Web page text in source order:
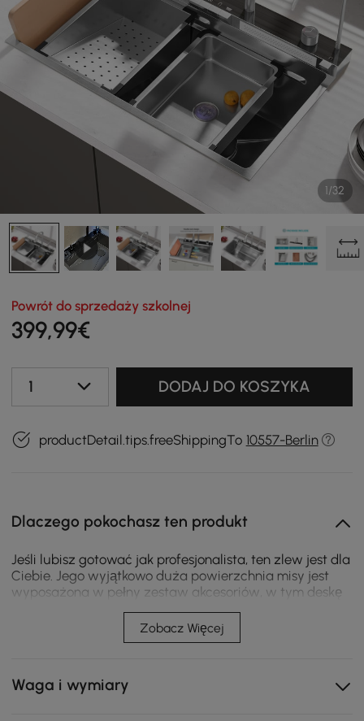
1/32
Powrót do sprzedaży szkolnej
399,99€
1 DODAJ DO KOSZYKA
productDetail.tips.freeShippingTo 10557-Berlin
Dlaczego pokochasz ten produkt
Jeśli lubisz gotować jak profesjonalista, ten zlew jest dla
Ciebie. Jego wyjątkowo duża powierzchnia misy jest
wyposażona w pełny zestaw akcesoriów, w tym deskę
wylewki wody, nie tylko oddzielny tryb mycia kubków,
ale także tryb bezpośredniego wylewki wody pitnej,
wysokiej jakości dziewiczej stali nierdzewnej 304 o
Zobacz Więcej
Waga i wymiary